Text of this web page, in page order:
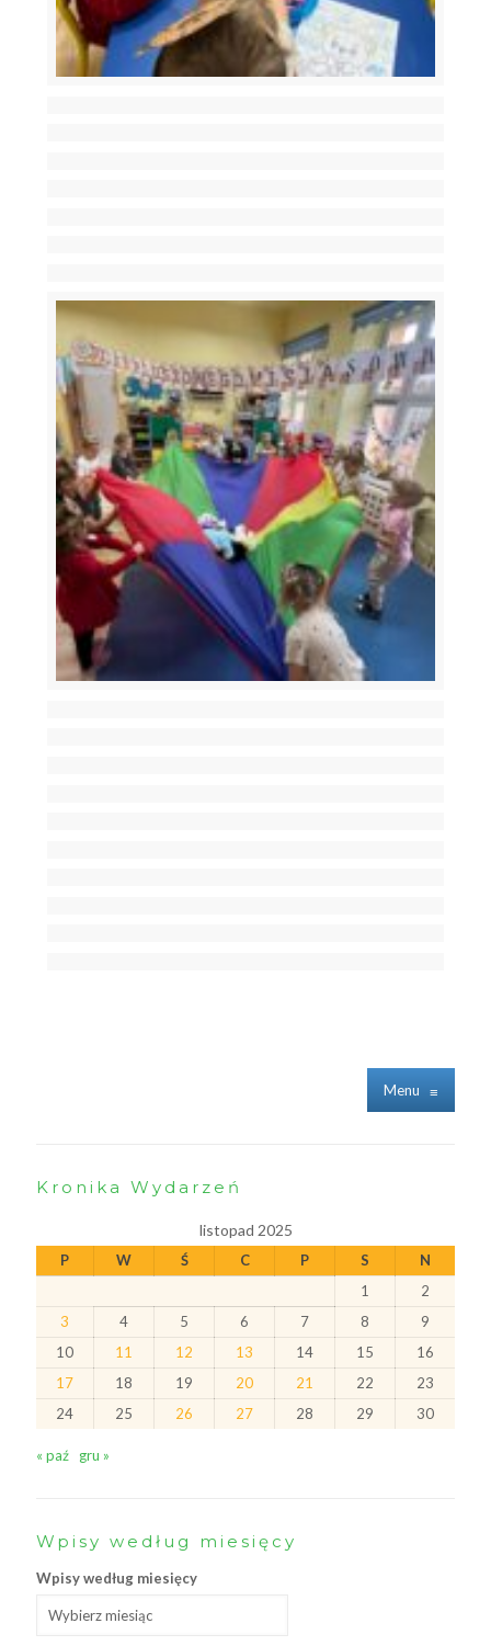
Menu ≡
Kronika Wydarzeń
listopad 2025
P W Ś C P S
N
1
2
3
4 5 6 7 8
9
10
11 12 13 14 15
16
17
18 19 20 21 22
23
24
25 26 27 28 29 30
« paź gru »
Wpisy według miesięcy
Wpisy według miesięcy